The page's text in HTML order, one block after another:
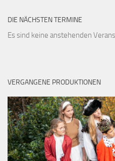
DIE NÄCHSTEN TERMINE
Es sind keine anstehenden
VERGANGENE PRODUKTIONEN